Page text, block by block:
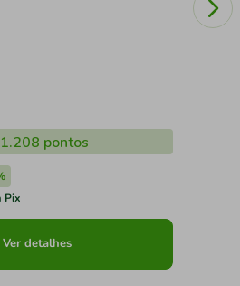
1.208 pontos
Pix
Ver detalhes